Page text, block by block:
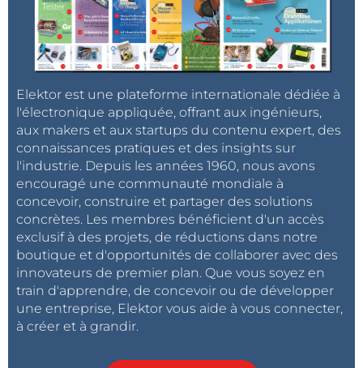
Elektor est une plateforme internationale dédiée à
l'électronique appliquée, offrant aux ingénieurs,
aux makers et aux startups du contenu expert, des
connaissances pratiques et des insights sur
l'industrie. Depuis les années 1960, nous avons
encouragé une communauté mondiale à
concevoir, construire et partager des solutions
concrètes. Les membres bénéficient d'un accès
exclusif à des projets, de réductions dans notre
boutique et d'opportunités de collaborer avec des
innovateurs de premier plan. Que vous soyez en
train d'apprendre, de concevoir ou de développer
une entreprise, Elektor vous aide à vous connecter,
à créer et à grandir.